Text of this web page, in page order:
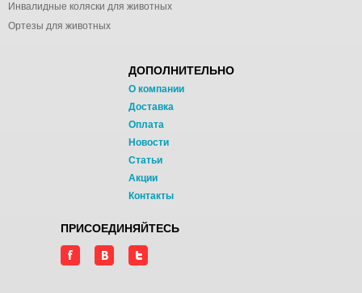
Инвалидные коляски для животных
Ортезы для животных
ДОПОЛНИТЕЛЬНО
О компании
Доставка
Оплата
Новости
Статьи
Акции
Контакты
ПРИСОЕДИНЯЙТЕСЬ